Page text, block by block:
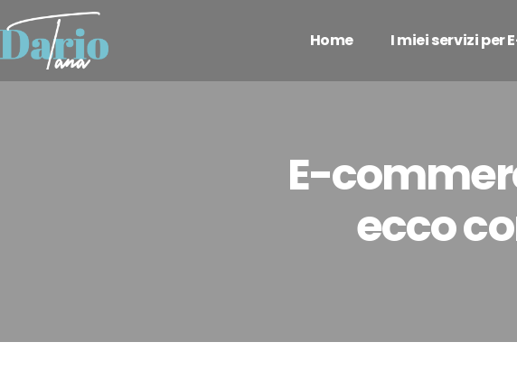
Home I miei servizi per
E-
ecco